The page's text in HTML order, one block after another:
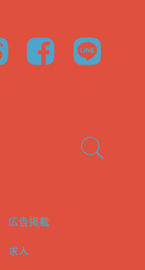
Facebook LINE
広告掲載
求人